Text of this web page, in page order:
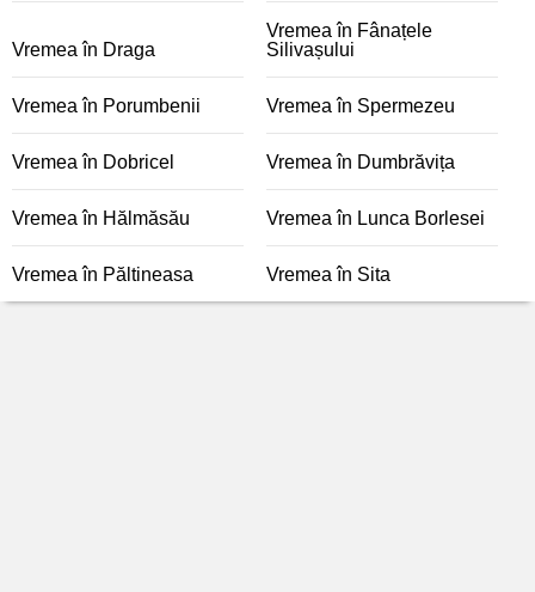
Vremea în Draga
Vremea în Fânațele
Silivașului
Vremea în Porumbenii Vremea în Spermezeu
Vremea în Dobricel Vremea în Dumbrăvița
Vremea în Hălmăsău Vremea în Lunca Borlesei
Vremea în Păltineasa Vremea în Sita